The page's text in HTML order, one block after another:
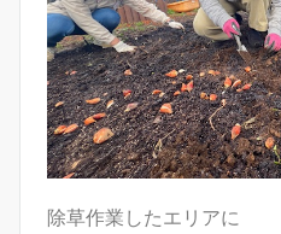
除草作業したエリアに